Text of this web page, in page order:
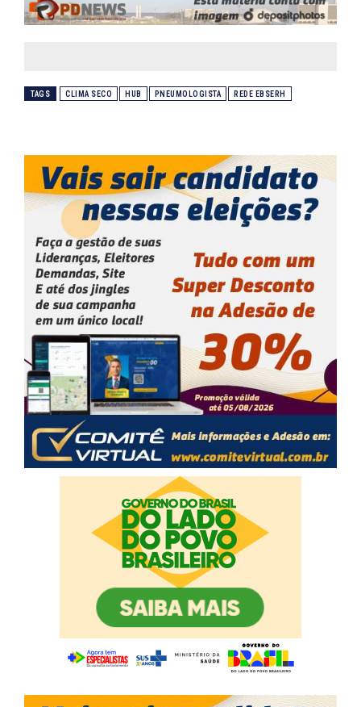
TAGS CLIMA SECO HUB PNEUMOLOGISTA REDE EBSERH